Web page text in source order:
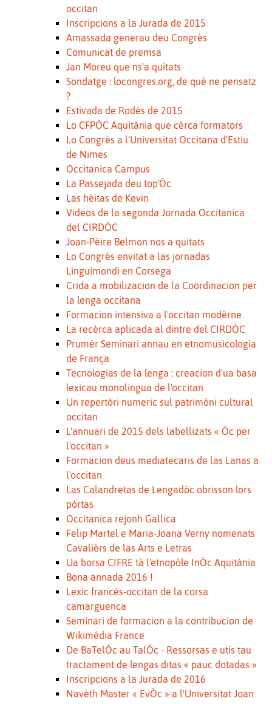
occitan
Inscripcions a la Jurada de 2015
Amassada generau deu Congrès
Comunicat de premsa
Jan Moreu que ns'a quitats
Sondatge : locongres.org, de qué ne pensatz
?
Estivada de Rodés de 2015
Lo CFPÒC Aquitània que cèrca formators
Lo Congrès a l'Universitat Occitana d'Estiu
de Nimes
Occitanica Campus
La Passejada deu top'Òc
Las hèitas de Kevin
Videos de la segonda Jornada Occitanica
del CIRDÒC
Joan-Pèire Belmon nos a quitats
Lo Congrès envitat a las jornadas
Linguimondi en Corsega
Crida a mobilizacion de la Coordinacion per
la lenga occitana
Formacion intensiva a l'occitan modèrne
La recèrca aplicada al dintre del CIRDÒC
Prumèr Seminari annau en etnomusicologia
de França
Tecnologias de la lenga : creacion d'ua basa
lexicau monolingua de l'occitan
Un repertòri numeric sul patrimòni cultural
occitan
L'annuari de 2015 dels labellizats « Òc per
l'occitan »
Formacion deus mediatecaris de las Lanas a
l'occitan
Las Calandretas de Lengadòc obrisson lors
pòrtas
Occitanica rejonh Gallica
Felip Martel e Maria-Joana Verny nomenats
Cavalièrs de las Arts e Letras
Ua borsa CIFRE tà l'etnopòle InÒc Aquitània
Bona annada 2016 !
Lexic francés-occitan de la corsa
camarguenca
Seminari de formacion a la contribucion de
Wikimédia France
De BaTelÒc au TalÒc - Ressorsas e utís tau
tractament de lengas ditas « pauc dotadas »
Inscripcions a la Jurada de 2016
Navèth Master « EvÒc » a l'Universitat Joan